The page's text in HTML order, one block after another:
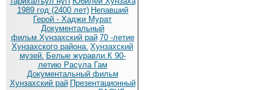
1989 год (2400 лет) Непавший
Герой - Хаджи Мурат
Документальный
фильм.Хунзахский рай 70 -летие
Хунзахского района. Хунзахский
музей. Белые журавли.К 90-
летию Расула Гам
Документальный фильм
Хунзахский рай Презентационный